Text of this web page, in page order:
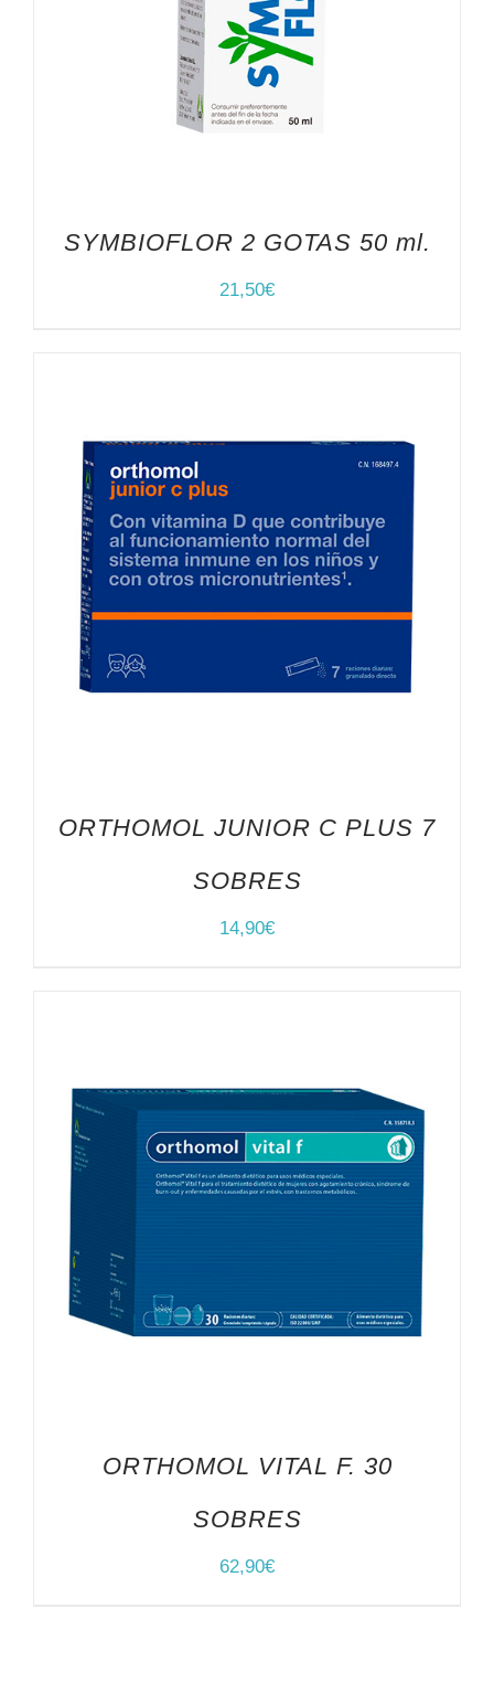
SYMBIOFLOR 2 GOTAS 50 ml.
21,50€
ORTHOMOL JUNIOR C PLUS 7
SOBRES
14,90€
ORTHOMOL VITAL F. 30
SOBRES
62,90€